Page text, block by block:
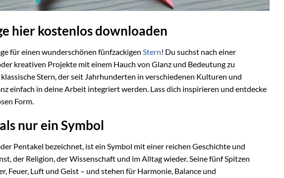
hier kostenlos downloaden
für einen wunderschönen fünfzackigen Stern! Du suchst nach einer
kreativen Projekte mit einem Hauch von Glanz und Bedeutung zu
Stern, der seit Jahrhunderten in verschiedenen Kulturen und
einfach in deine Arbeit integriert werden. Lass dich inspirieren und entdecke
Form.
nur ein Symbol
Pentakel bezeichnet, ist ein Symbol mit einer reichen Geschichte und
der Religion, der Wissenschaft und im Alltag wieder. Seine fünf Spitzen
Feuer, Luft und Geist – und stehen für Harmonie, Balance und